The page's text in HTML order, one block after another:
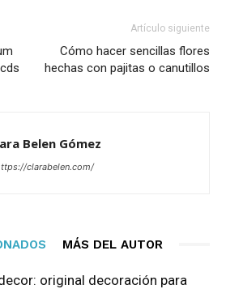
Artículo siguiente
Cómo hacer sencillas flores
hechas con pajitas o canutillos
Belen Gómez
clarabelen.com/
MÁS DEL AUTOR
original decoración para